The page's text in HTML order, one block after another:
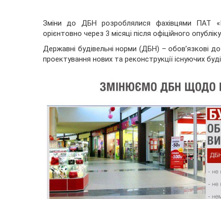
Зміни до ДБН розроблялися фахівцями ПАТ
орієнтовно через 3 місяці після офіційного
Державні будівельні норми (ДБН) – обов’язкові
проектування нових та реконструкції існуючих